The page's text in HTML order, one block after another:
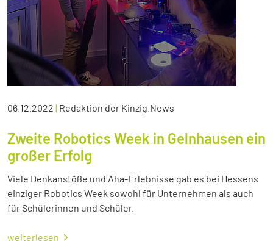
06.12.2022 | Redaktion der Kinzig.News
Zweite Robotics Week in Gelnhausen ein
großer Erfolg
Viele Denkanstöße und Aha-Erlebnisse gab es bei Hessens
einziger Robotics Week sowohl für Unternehmen als auch
für Schülerinnen und Schüler.
weiterlesen